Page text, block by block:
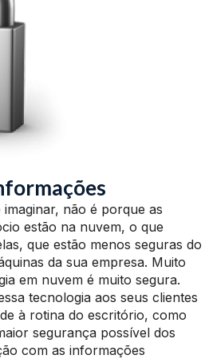
não é porque as
estão na nuvem, o que
que estão menos seguras do
da sua empresa. Muito
em nuvem é muito segura.
tecnologia aos seus clientes
à rotina do escritório, como
segurança possível dos
com as informações